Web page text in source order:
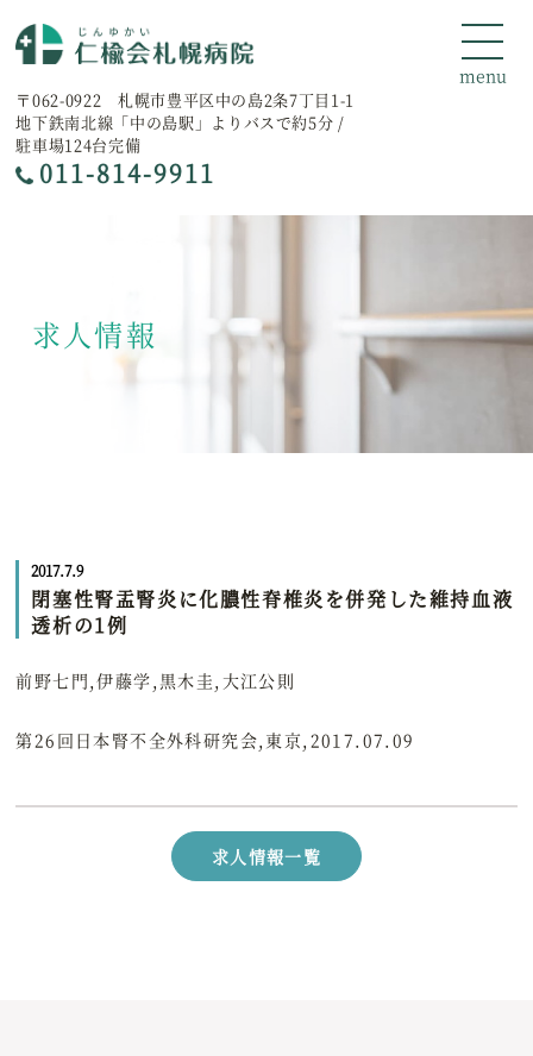
〒062-0922 札幌市豊平区中の島2条7丁目1-1
地下鉄南北線「中の島駅」よりバスで約5分 /
駐車場124台完備
011-814-9911
求人情報
2017.7.9
閉塞性腎盂腎炎に化膿性脊椎炎を併発した維持血液
透析の1例
前野七門,伊藤学,黒木圭,大江公則
第26回日本腎不全外科研究会,東京,2017.07.09
求人情報一覧